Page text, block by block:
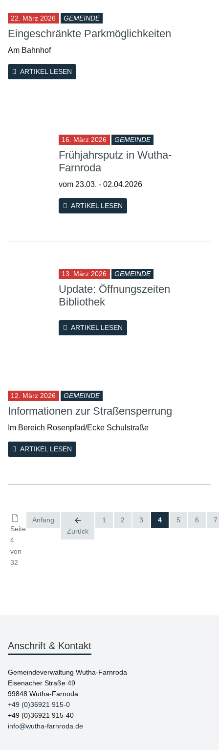
22. März 2026 GEMEINDE
Eingeschränkte Parkmöglichkeiten
Am Bahnhof
ARTIKEL LESEN
16. März 2026 GEMEINDE
Frühjahrsputz in Wutha-
Farnroda
vom 23.03. - 02.04.2026
ARTIKEL LESEN
13. März 2026 GEMEINDE
Update: Öffnungszeiten
Bibliothek
ARTIKEL LESEN
12. März 2026 GEMEINDE
Informationen zur Straßensperrung
Im Bereich Rosenpfad/Ecke Schulstraße
ARTIKEL LESEN
Seite
4
von
32
Anfang
Zurück
1 2 3 4 5 6 7
Anschrift & Kontakt
Gemeindeverwaltung Wutha-Farnroda
Eisenacher Straße 49
99848 Wutha-Farnoda
+49 (0)36921 915-0
+49 (0)36921 915-40
info@wutha-farnroda.de